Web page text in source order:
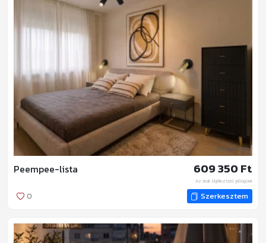
Peempee-lista 609 350 Ft
Az árak tájékoztató jellegűek
0 Szerkesztem